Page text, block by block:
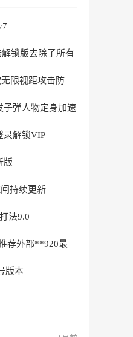
锁版去除了所有
限视距攻击防
子弹人物定身加速
录解锁VIP
版
持续更新
法9.0
荐外部**920最
版本